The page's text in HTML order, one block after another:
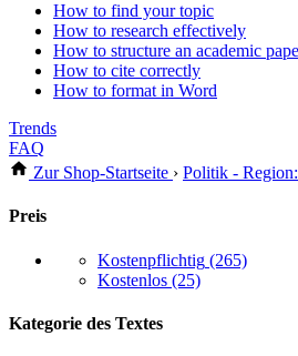
How to find your topic
How to research effectively
How to structure an academic
How to cite correctly
How to format in Word
Trends
FAQ
Zur Shop-Startseite › Politik -
Preis
Kostenpflichtig (265)
Kostenlos (25)
Kategorie des Textes